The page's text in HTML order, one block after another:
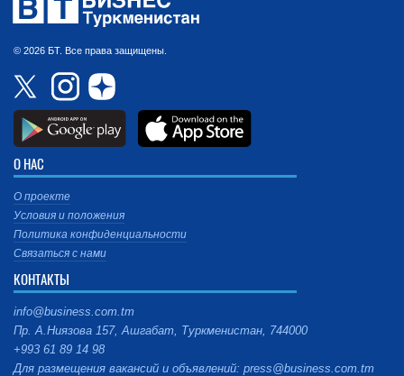
© 2026 БТ. Все права защищены.
О НАС
О проекте
Условия и положения
Политика конфиденциальности
Связаться с нами
КОНТАКТЫ
info@business.com.tm
Пр. А.Ниязова 157, Ашгабат, Туркменистан, 744000
+993 61 89 14 98
Для размещения вакансий и объявлений: press@business.com.tm